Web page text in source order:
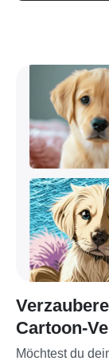
Cartoon-
Möchtest du